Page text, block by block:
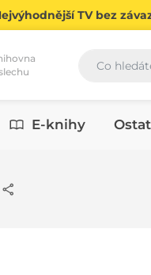
TV bez
E-knihy